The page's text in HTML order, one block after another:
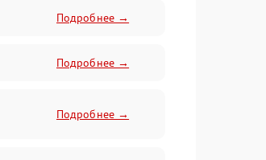
Подробнее →
Подробнее →
Подробнее →